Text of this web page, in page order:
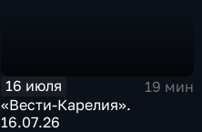
16 июля
19 мин
«Вести-Карелия».
16.07.26